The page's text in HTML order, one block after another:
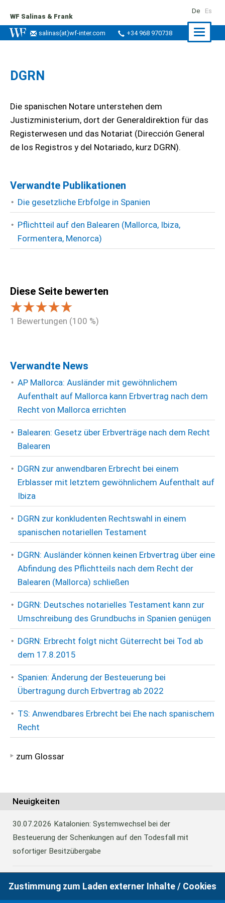
WF Salinas & Frank
salinas(at)wf-inter.com +34 968 970738
De Es
DGRN
Die spanischen Notare unterstehen dem
Justizministerium, dort der Generaldirektion für das
Registerwesen und das Notariat (Dirección General
de los Registros y del Notariado, kurz DGRN).
Verwandte Publikationen
Die gesetzliche Erbfolge in Spanien
Pflichtteil auf den Balearen (Mallorca, Ibiza,
Formentera, Menorca)
Diese Seite bewerten
1 Bewertungen (100 %)
Verwandte News
AP Mallorca: Ausländer mit gewöhnlichem
Aufenthalt auf Mallorca kann Erbvertrag nach dem
Recht von Mallorca errichten
Balearen: Gesetz über Erbverträge nach dem Recht
Balearen
DGRN zur anwendbaren Erbrecht bei einem
Erblasser mit letztem gewöhnlichem Aufenthalt auf
Ibiza
DGRN zur konkludenten Rechtswahl in einem
spanischen notariellen Testament
DGRN: Ausländer können keinen Erbvertrag über eine
Abfindung des Pflichtteils nach dem Recht der
Balearen (Mallorca) schließen
DGRN: Deutsches notarielles Testament kann zur
Umschreibung des Grundbuchs in Spanien genügen
DGRN: Erbrecht folgt nicht Güterrecht bei Tod ab
dem 17.8.2015
Spanien: Änderung der Besteuerung bei
Übertragung durch Erbvertrag ab 2022
TS: Anwendbares Erbrecht bei Ehe nach spanischem
Recht
zum Glossar
Neuigkeiten
30.07.2026 Katalonien: Systemwechsel bei der
Besteuerung der Schenkungen auf den Todesfall mit
sofortiger Besitzübergabe
30.07.2026Katalonien: Systemwechsel bei der
Besteuerung der Schenkungen auf den Todesfall mit
Zustimmung zum Laden externer Inhalte / Cookies